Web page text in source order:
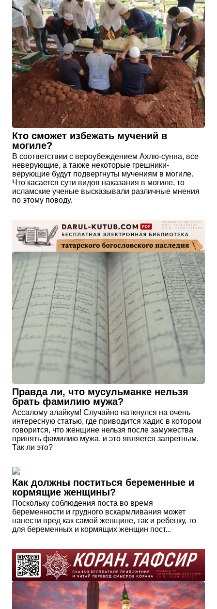
Кто сможет избежать мучений в
могиле?
В соответствии с вероубеждением Ахлю-сунна, все
неверующие, а также некоторые грешники-
верующие будут подвергнуты мучениям в могиле.
Что касается сути видов наказания в могиле, то
исламские ученые высказывали различные мнения
по этому поводу.
Правда ли, что мусульманке нельзя
брать фамилию мужа?
Ассалому алайкум! Случайно наткнулся на очень
интересную статью, где приводится хадис в котором
говорится, что женщине нельзя после замужества
принять фамилию мужа, и это является запретным.
Так ли это?
Как должны поститься беременные и
кормящие женщины?
Поскольку соблюдения поста во время
беременности и грудного вскармливания может
нанести вред как самой женщине, так и ребенку, то
для беременных и кормящих женщин пост...